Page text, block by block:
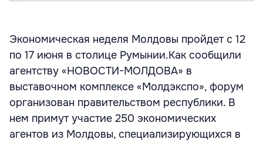
Экономическая неделя Молдовы пройдет с 12
по 17 июня в столице Румынии.Как сообщили
агентству «НОВОСТИ-МОЛДОВА» в
выставочном комплексе «Молдэкспо», форум
организован правительством республики. В
нем примут участие 250 экономических
агентов из Молдовы, специализирующихся в